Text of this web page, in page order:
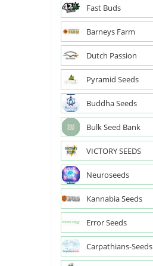
Fast Buds
Barneys Farm
Dutch Passion
Pyramid Seeds
Buddha Seeds
Bulk Seed Bank
VICTORY SEEDS
Neuroseeds
Kannabia Seeds
Error Seeds
Carpathians-Seeds